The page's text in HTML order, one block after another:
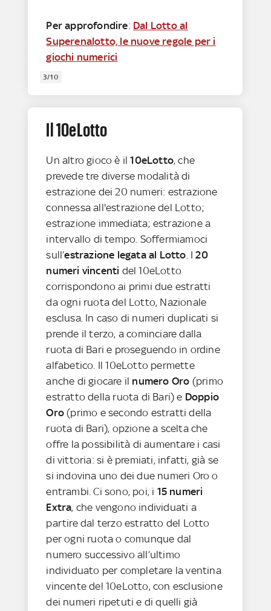
Per approfondire: Dal Lotto al
Superenalotto, le nuove regole per i
giochi numerici
3/10
Il 10eLotto
Un altro gioco è il10eLotto, che
prevede tre diverse modalità di
estrazione dei 20 numeri: estrazione
connessa all'estrazione del Lotto;
estrazione immediata; estrazione a
intervallo di tempo. Soffermiamoci
sull’estrazione legata al Lotto . I 20
numeri vincenti del 10eLotto
corrispondono ai primi due estratti
da ogni ruota del Lotto, Nazionale
esclusa. In caso di numeri duplicati si
prende il terzo, a cominciare dalla
ruota di Bari e proseguendo in ordine
alfabetico. Il 10eLotto permette
anche di giocare il numero Oro (primo
estratto della ruota di Bari) e Doppio
Oro (primo e secondo estratti della
ruota di Bari), opzione a scelta che
offre la possibilità di aumentare i casi
di vittoria: si è premiati, infatti, già se
si indovina uno dei due numeri Oro o
entrambi. Ci sono, poi, i 15 numeri
Extra, che vengono individuati a
partire dal terzo estratto del Lotto
per ogni ruota o comunque dal
numero successivo all’ultimo
individuato per completare la ventina
vincente del 10eLotto, con esclusione
dei numeri ripetuti e di quelli già